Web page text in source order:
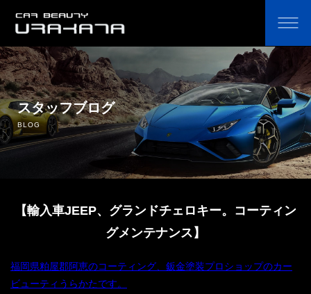
ホーム
オリジナルカーコーティング剤の通販
コーティングのこだわり・費用
コーティングの流れ
よくあるご質問
中古車販売
スタッフブログ
BLOG
【輸入車JEEP、グランドチェロキー。コーティン
グメンテナンス】
福岡県粕屋郡阿恵のコーティング、鈑金塗装プロショップのカー
ビューティうらかたです。